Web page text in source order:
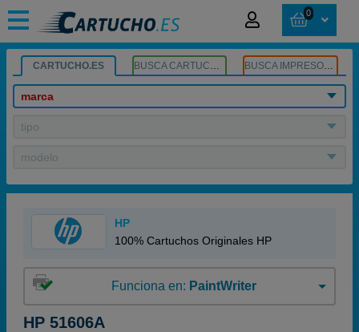
0
CARTUCHO.ES BUSCA CARTUCHOS BUSCA IMPRESORA
marca
tipo
modelo
HP
100% Cartuchos Originales HP
Funciona en: PaintWriter
HP 51606A